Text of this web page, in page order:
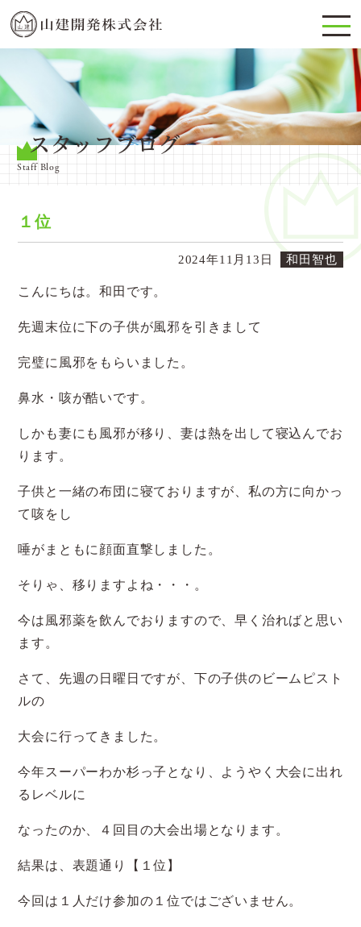
スタッフブログ
Staff Blog
１位
2024年11月13日 和田智也
こんにちは。和田です。
先週末位に下の子供が風邪を引きまして
完璧に風邪をもらいました。
鼻水・咳が酷いです。
しかも妻にも風邪が移り、妻は熱を出して寝込んでお
ります。
子供と一緒の布団に寝ておりますが、私の方に向かっ
て咳をし
唾がまともに顔面直撃しました。
そりゃ、移りますよね・・・。
今は風邪薬を飲んでおりますので、早く治ればと思い
ます。
さて、先週の日曜日ですが、下の子供のビームピスト
ルの
大会に行ってきました。
今年スーパーわか杉っ子となり、ようやく大会に出れ
るレベルに
なったのか、４回目の大会出場となります。
結果は、表題通り【１位】
今回は１人だけ参加の１位ではございません。